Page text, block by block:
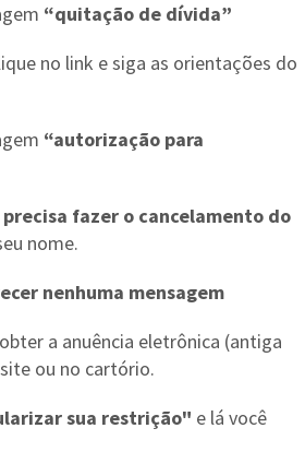
“quitação de dívida”
no link e siga as orientações do
“autorização para
precisa fazer o cancelamento do
nome.
nenhuma mensagem
a anuência eletrônica (antiga
ou no cartório.
sua restrição" e lá você